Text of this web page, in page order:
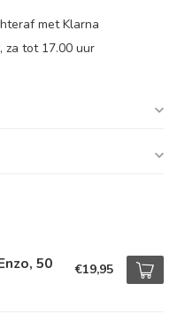
met Klarna
za tot 17.00 uur
50 €19,95